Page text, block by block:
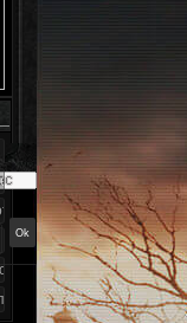
за июнь 2020
работе